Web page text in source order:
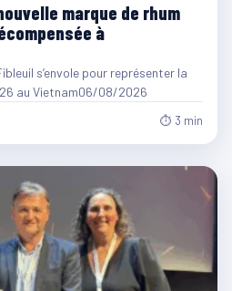
marque de rhum
à
s’envole pour représenter la
au Vietnam06/08/2026
⏱ 3 min